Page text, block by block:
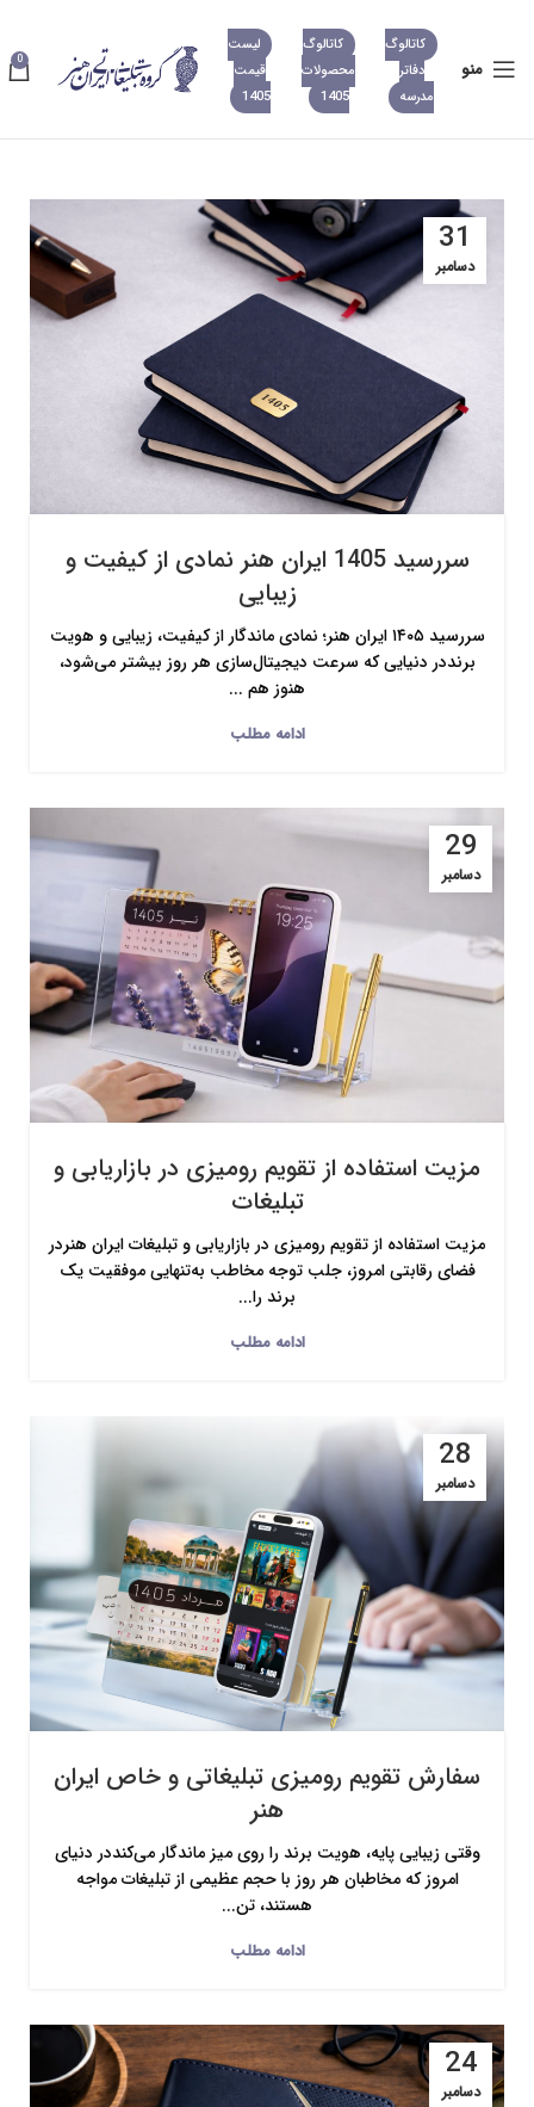
منو
کاتالوگ
دفاتر
مدرسه
کاتالوگ
محصولات
1405
لیست
قیمت
1405
0
31
دسامبر
سررسید 1405 ایران هنر نمادی از کیفیت و
زیبایی
سررسید ۱۴۰۵ ایران هنر؛ نمادی ماندگار از کیفیت، زیبایی و هویت
برنددر دنیایی که سرعت دیجیتال‌سازی هر روز بیشتر می‌شود،
هنوز هم ...
ادامه مطلب
29
دسامبر
مزیت استفاده از تقویم رومیزی در بازاریابی و
تبلیغات
مزیت استفاده از تقویم رومیزی در بازاریابی و تبلیغات ایران هنردر
فضای رقابتی امروز، جلب توجه مخاطب به‌تنهایی موفقیت یک
برند را...
ادامه مطلب
28
دسامبر
سفارش تقویم رومیزی تبلیغاتی و خاص ایران
هنر
وقتی زیبایی پایه، هویت برند را روی میز ماندگار می‌کنددر دنیای
امروز که مخاطبان هر روز با حجم عظیمی از تبلیغات مواجه
هستند، تن...
ادامه مطلب
24
دسامبر